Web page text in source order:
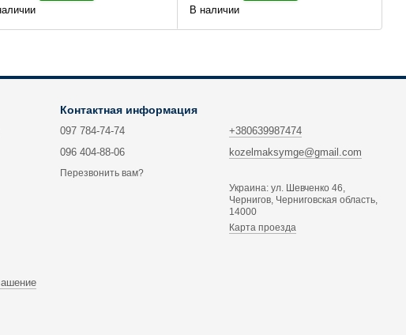
В наличии
Контактная информация
097 784-74-74
096 404-88-06
Перезвонить вам?
+380639987474
kozelmaksymge@gmail.com
Украина: ул. Шевченко 46,
Чернигов, Черниговская область,
14000
Карта проезда